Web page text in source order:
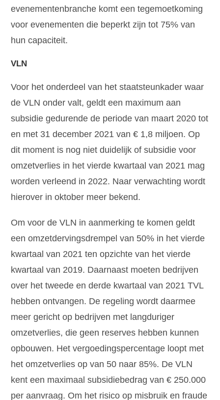
evenementenbranche komt een tegemoetkoming
voor evenementen die beperkt zijn tot 75% van
hun capaciteit.
VLN
Voor het onderdeel van het staatsteunkader waar
de VLN onder valt, geldt een maximum aan
subsidie gedurende de periode van maart 2020 tot
en met 31 december 2021 van € 1,8 miljoen. Op
dit moment is nog niet duidelijk of subsidie voor
omzetverlies in het vierde kwartaal van 2021 mag
worden verleend in 2022. Naar verwachting wordt
hierover in oktober meer bekend.
Om voor de VLN in aanmerking te komen geldt
een omzetdervingsdrempel van 50% in het vierde
kwartaal van 2021 ten opzichte van het vierde
kwartaal van 2019. Daarnaast moeten bedrijven
over het tweede en derde kwartaal van 2021 TVL
hebben ontvangen. De regeling wordt daarmee
meer gericht op bedrijven met langduriger
omzetverlies, die geen reserves hebben kunnen
opbouwen. Het vergoedingspercentage loopt met
het omzetverlies op van 50 naar 85%. De VLN
kent een maximaal subsidiebedrag van € 250.000
per aanvraag. Om het risico op misbruik en fraude